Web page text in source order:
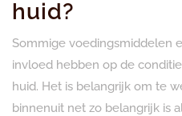
huid?
Sommige voedingsmiddelen
invloed hebben op de
huid. Het is belangrijk om te
binnenuit net zo belangrijk is